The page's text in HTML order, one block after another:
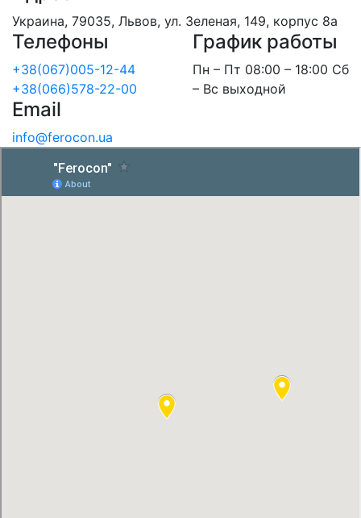
Украина, 79035, Львов, ул. Зеленая, 149, корпус 8а
Телефоны
+38(067)005-12-44
+38(066)578-22-00
График работы
Пн – Пт 08:00 – 18:00 Сб
– Вс выходной
Email
info@ferocon.ua